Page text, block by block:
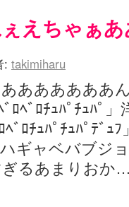
えちゃぁ
: takimiharu
ああああああ
ﾍﾞﾛﾍﾞﾛﾁｭﾊﾟﾁｭﾊﾟ
ﾍﾞﾛﾁｭﾊﾟﾁｭﾊﾟﾃﾞｭ
ギャベバブジ
ぎるあまりお